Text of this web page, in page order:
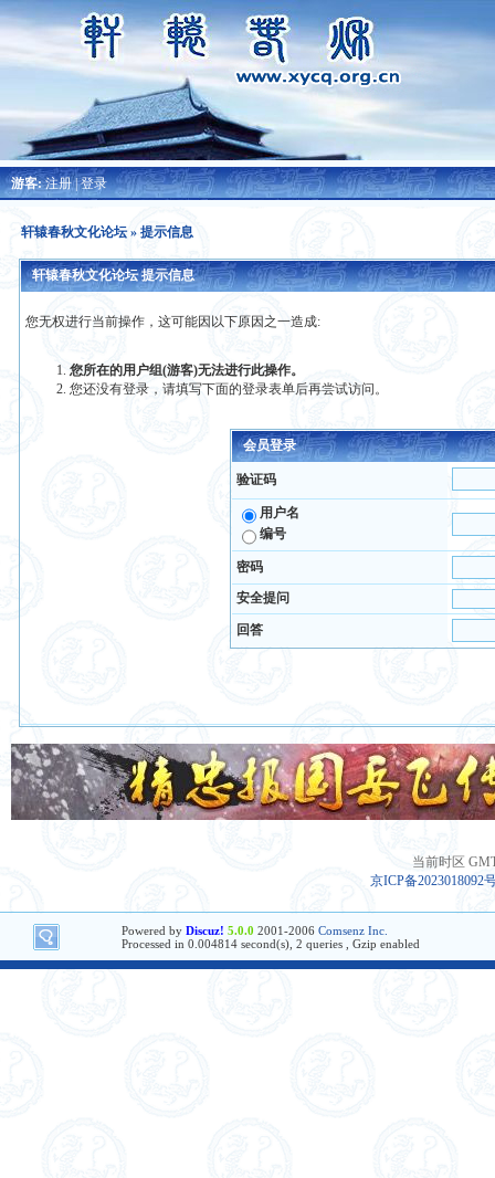
游客:注册|登录
轩辕春秋文化论坛» 提示信息
轩辕春秋文化论坛 提示信息
您无权进行当前操作，这可能因以下原因之一造成:
您所在的用户组(游客)无法进行此操作。
您还没有登录，请填写下面的登录表单后再尝试访问。
会员登录
验证码
用户名
编号
密码
安全提问
回答
当前时区
京ICP备2023018092
Powered by Discuz! 5.0.0 2001-2006 Comsenz Inc.
Processed in 0.004814 second(s), 2 queries , Gzip enabled